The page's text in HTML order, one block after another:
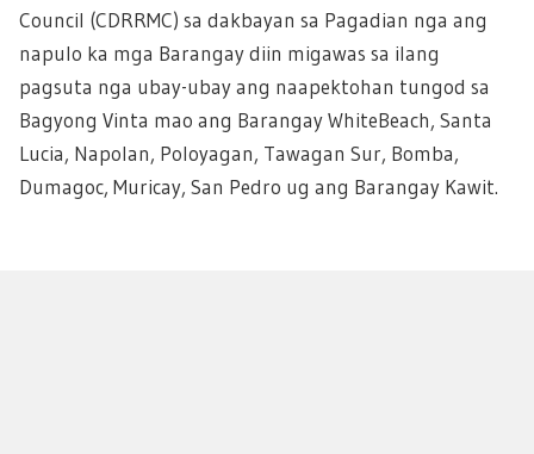
Council (CDRRMC) sa dakbayan sa Pagadian nga ang
napulo ka mga Barangay diin migawas sa ilang
pagsuta nga ubay-ubay ang naapektohan tungod sa
Bagyong Vinta mao ang Barangay WhiteBeach, Santa
Lucia, Napolan, Poloyagan, Tawagan Sur, Bomba,
Dumagoc, Muricay, San Pedro ug ang Barangay Kawit.